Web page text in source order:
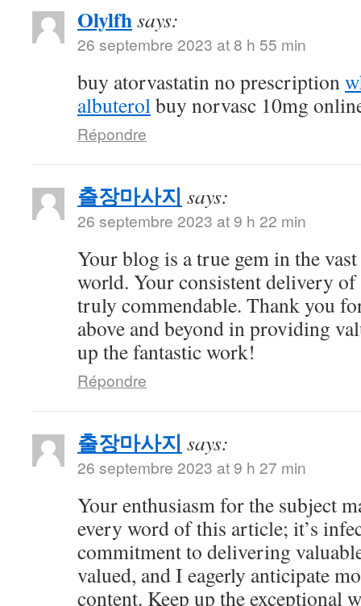
Olylfhsays:
26 septembre 2023 at 8 h 55 min
buy atorvastatin no prescription
albuterolbuy norvasc 10mg
Répondre
출장마사지 says:
26 septembre 2023 at 9 h 22 min
Your blog is a true gem in the
world. Your consistent delivery
truly commendable. Thank you
above and beyond in providing
up the fantastic work!
Répondre
출장마사지 says:
26 septembre 2023 at 9 h 27 min
Your enthusiasm for the subject
every word of this article; it’s
commitment to delivering
valued, and I eagerly anticipate
content. Keep up the exceptional